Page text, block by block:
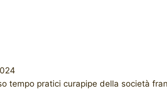
tempo pratici curapipe della società